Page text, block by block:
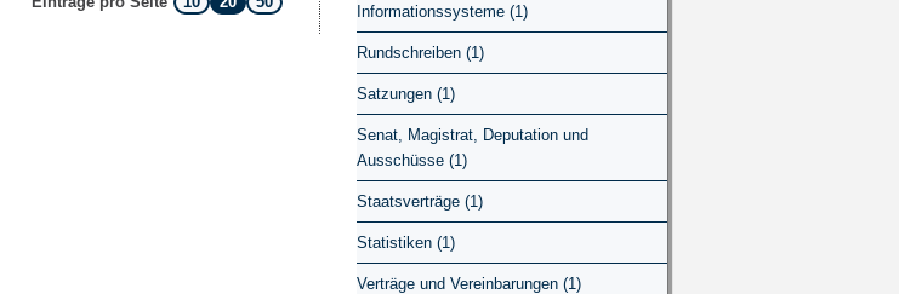
Informationssysteme (1)
Rundschreiben (1)
Satzungen (1)
Senat, Magistrat, Deputation und
Ausschüsse (1)
Staatsverträge (1)
Statistiken (1)
Verträge und Vereinbarungen (1)